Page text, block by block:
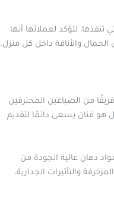
لتؤكد لعملائها أنها
والأناقة داخل كل منزل.
من الصباغين المحترفين
هو فنان يسعى دائمًا لتقديم
دهان عالية الجودة من
والتأثيرات الجدارية،